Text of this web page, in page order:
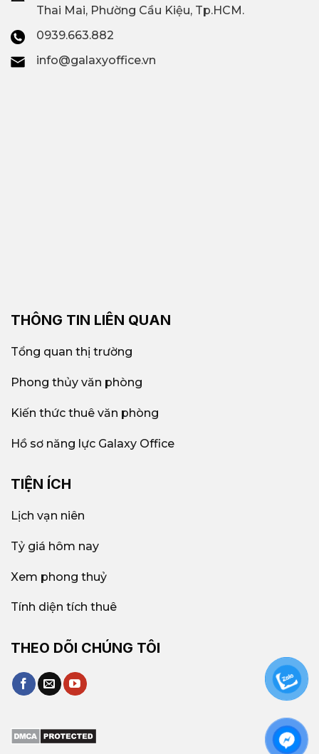
Thai Mai, Phường Cầu Kiệu, Tp.HCM.
0939.663.882
info@galaxyoffice.vn
THÔNG TIN LIÊN QUAN
Tổng quan thị trường
Phong thủy văn phòng
Kiến thức thuê văn phòng
Hồ sơ năng lực Galaxy Office
TIỆN ÍCH
Lịch vạn niên
Tỷ giá hôm nay
Xem phong thuỷ
Tính diện tích thuê
THEO DÕI CHÚNG TÔI